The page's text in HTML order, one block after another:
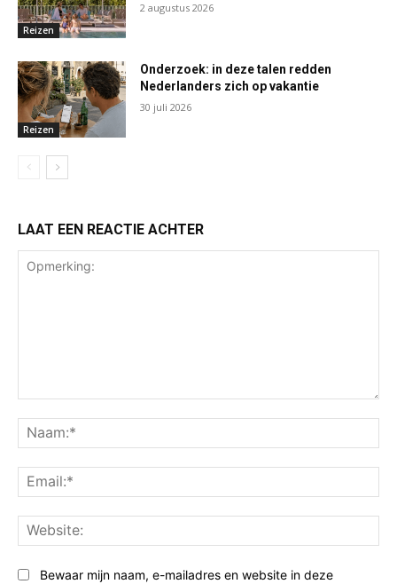
Reizen
2 augustus 2026
Reizen
Onderzoek: in deze talen redden
Nederlanders zich op vakantie
30 juli 2026
LAAT EEN REACTIE ACHTER
Bewaar mijn naam, e-mailadres en website in deze